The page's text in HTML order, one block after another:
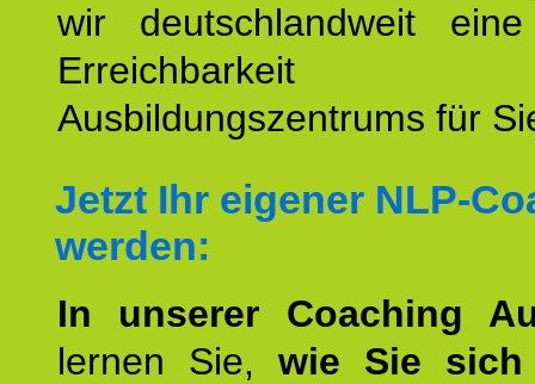
wir deutschlandweit
Erreichbarkeit
Ausbildungszentrums für
Jetzt Ihr eigener NLP-
werden:
In unserer Coaching
lernen Sie, wie Sie